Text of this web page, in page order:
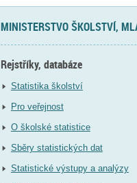
MINISTERSTVO ŠKOLSTVÍ,
Rejstříky, databáze
Statistika školství
Pro veřejnost
O školské statistice
Sběry statistických dat
Statistické výstupy a analýzy